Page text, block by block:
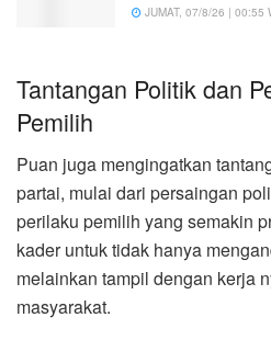
JUMAT, 07/8/26 | 00:55
Tantangan Politik dan
Pemilih
Puan juga mengingatkan
partai, mulai dari persaingan
perilaku pemilih yang semakin
kader untuk tidak hanya
melainkan tampil dengan kerja
masyarakat.